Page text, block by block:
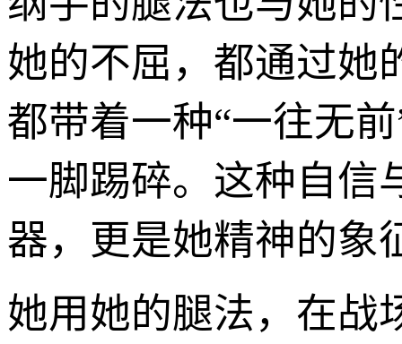
她的不屈，都通过她
都带着一种“一往无
一脚踢碎。这种自信
器，更是她精神的象
她用她的腿法，在战